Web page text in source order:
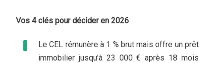
Vos 4 clés pour décider en 2026
Le CEL rémunère à 1 % brut mais offre un prêt
immobilier jusqu’à 23 000 € après 18 mois